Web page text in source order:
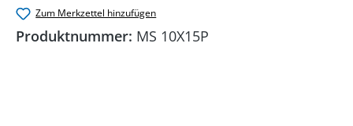
Zum Merkzettel hinzufügen
Produktnummer: MS 10X15P